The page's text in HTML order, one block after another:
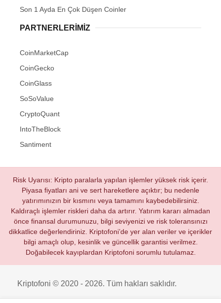
Son 1 Ayda En Çok Düşen Coinler
PARTNERLERIMIZ
CoinMarketCap
CoinGecko
CoinGlass
SoSoValue
CryptoQuant
IntoTheBlock
Santiment
Risk Uyarısı: Kripto paralarla yapılan işlemler yüksek risk içerir.
Piyasa fiyatları ani ve sert hareketlere açıktır; bu nedenle
yatırımınızın bir kısmını veya tamamını kaybedebilirsiniz.
Kaldıraçlı işlemler riskleri daha da artırır. Yatırım kararı almadan
önce finansal durumunuzu, bilgi seviyenizi ve risk toleransınızı
dikkatlice değerlendiriniz. Kriptofoni’de yer alan veriler ve içerikler
bilgi amaçlı olup, kesinlik ve güncellik garantisi verilmez.
Doğabilecek kayıplardan Kriptofoni sorumlu tutulamaz.
Kriptofoni © 2020 - 2026. Tüm hakları saklıdır.